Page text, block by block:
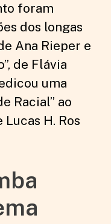
foram
dos longas
Ana Rieper e
de Flávia
uma
Racial” ao
Lucas H. Ros